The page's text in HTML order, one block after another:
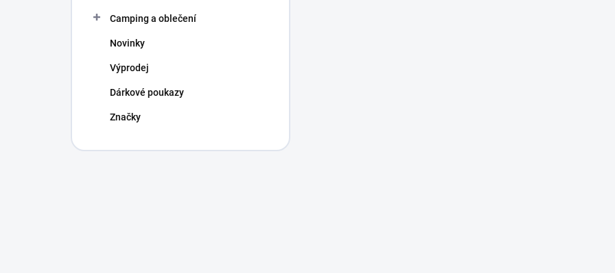
Camping a oblečení
Novinky
Výprodej
Dárkové poukazy
Značky